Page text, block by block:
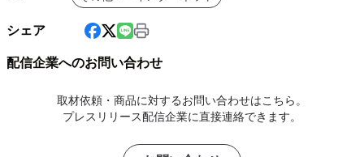
シェア
配信企業へのお問い合わせ
取材依頼・商品に対するお問い合わせはこちら。
プレスリリース配信企業に直接連絡できます。